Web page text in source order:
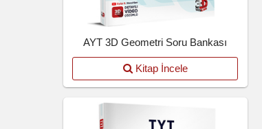
AYT 3D Geometri Soru Bankası
Kitap İncele